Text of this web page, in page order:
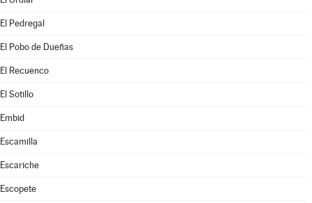
El Pedregal
El Pobo de Dueñas
El Recuenco
El Sotillo
Embid
Escamilla
Escariche
Escopete